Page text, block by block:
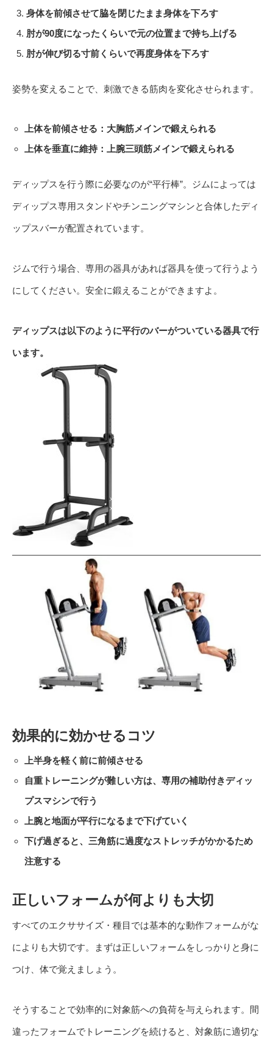
身体を前傾させて脇を閉じたまま身体を下ろす
肘が90度になったくらいで元の位置まで持ち上げる
肘が伸び切る寸前くらいで再度身体を下ろす
姿勢を変えることで、刺激できる筋肉を変化させられます。
上体を前傾させる ： 大胸筋メインで鍛えられる
上体を垂直に維持： 上腕三頭筋メインで鍛えられる
ディップスを行う際に必要なのが“平行棒”。ジムによっては
ディップス専用スタンドやチンニングマシンと合体したディ
ップスバーが配置されています。
ジムで行う場合、専用の器具があれば器具を使って行うよう
にしてください。安全に鍛えることができますよ。
ディップスは以下のように平行のバーがついている器具で行
います。
効果的に効かせるコツ
上半身を軽く前に前傾させる
自重トレーニングが難しい方は、専用の補助付きディッ
プスマシンで行う
上腕と地面が平行になるまで下げていく
下げ過ぎると、三角筋に過度なストレッチがかかるため
注意する
正しいフォームが何よりも大切
すべてのエクササイズ・種目では基本的な動作フォームがな
によりも大切です。まずは正しいフォームをしっかりと身に
つけ、体で覚えましょう。
そうすることで効率的に対象筋への負荷を与えられます。間
違ったフォームでトレーニングを続けると、対象筋に適切な